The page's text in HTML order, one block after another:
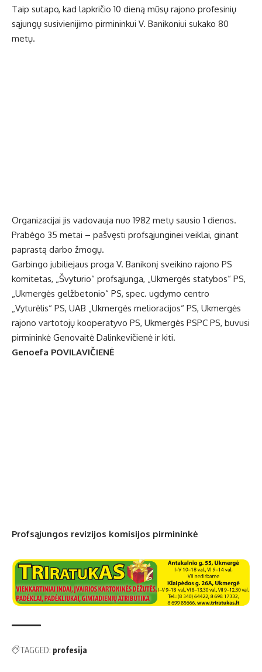
Taip sutapo, kad lapkričio 10 dieną mūsų rajono profesinių
sąjungų susivienijimo pirmininkui V. Banikoniui sukako 80
metų.
Organizacijai jis vadovauja nuo 1982 metų sausio 1 dienos.
Prabėgo 35 metai – pašvęsti profsąjunginei veiklai, ginant
paprastą darbo žmogų.
Garbingo jubiliejaus proga V. Banikonį sveikino rajono PS
komitetas, „Švyturio“ profsąjunga, „Ukmergės statybos“ PS,
„Ukmergės gelžbetonio“ PS, spec. ugdymo centro
„Vyturėlis“ PS, UAB „Ukmergės melioracijos“ PS, Ukmergės
rajono vartotojų kooperatyvo PS, Ukmergės PSPC PS, buvusi
pirmininkė Genovaitė Dalinkevičienė ir kiti.
Genoefa POVILAVIČIENĖ
Profsąjungos revizijos komisijos pirmininkė
TAGGED: profesija